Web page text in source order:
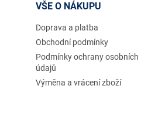
VŠE O NÁKUPU
Doprava a platba
Obchodní podmínky
Podmínky ochrany osobních
údajů
Výměna a vrácení zboží